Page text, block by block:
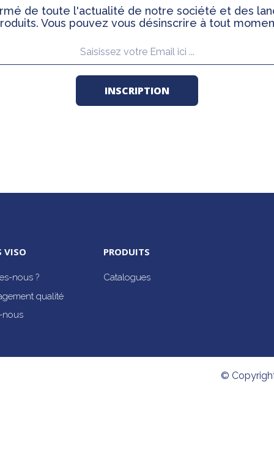
de toute l'actualité de notre société et des
Vous pouvez vous désinscrire à tout
VISO
nous ?
qualité
nous
PRODUITS
Catalogues
©